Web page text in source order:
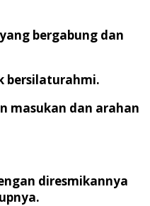
bergabung dan
bersilaturahmi.
masukan dan arahan
diresmikannya